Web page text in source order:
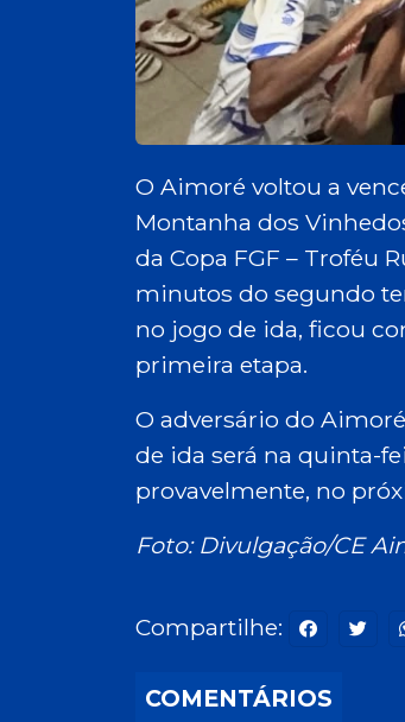
O Aimoré voltou a
Montanha dos
da Copa FGF – Troféu
minutos do segundo
no jogo de ida, ficou
primeira etapa.
O adversário do
de ida será na quinta-
provavelmente, no
Foto: Divulgação/CE
Compartilhe:
COMENTÁRIOS